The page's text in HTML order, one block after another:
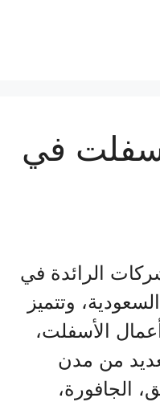
في
الرائدة في
وتتميز
الأسفلت،
من مدن
الجافورة،